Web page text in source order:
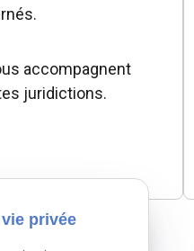
accompagnent
juridictions.
privée